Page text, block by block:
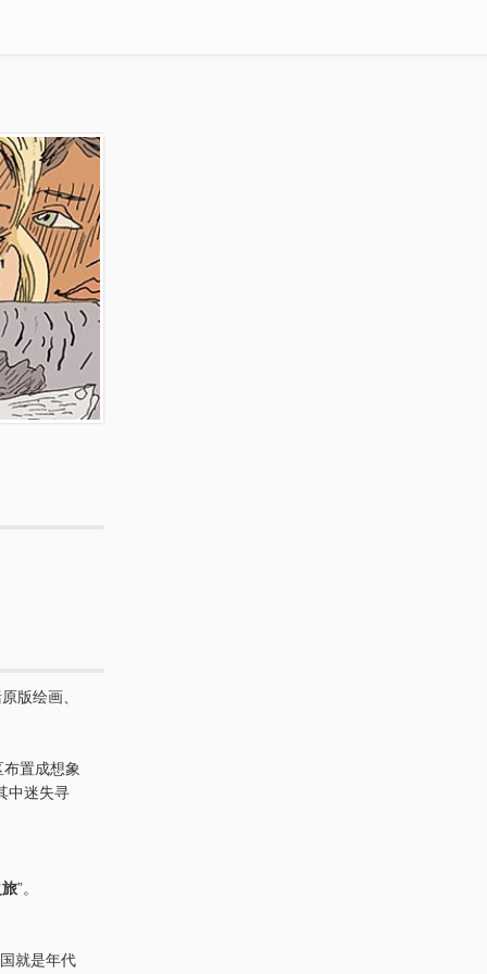
版绘画、
置成想象
中迷失寻
”。
就是年代